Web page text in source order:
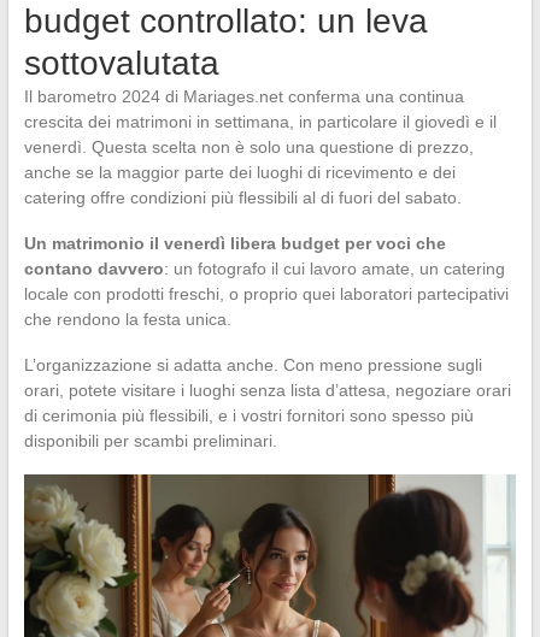
budget controllato: un leva
sottovalutata
Il barometro 2024 di Mariages.net conferma una continua
crescita dei matrimoni in settimana, in particolare il giovedì e il
venerdì. Questa scelta non è solo una questione di prezzo,
anche se la maggior parte dei luoghi di ricevimento e dei
catering offre condizioni più flessibili al di fuori del sabato.
Un matrimonio il venerdì libera budget per voci che
contano davvero: un fotografo il cui lavoro amate, un catering
locale con prodotti freschi, o proprio quei laboratori partecipativi
che rendono la festa unica.
L’organizzazione si adatta anche. Con meno pressione sugli
orari, potete visitare i luoghi senza lista d’attesa, negoziare orari
di cerimonia più flessibili, e i vostri fornitori sono spesso più
disponibili per scambi preliminari.